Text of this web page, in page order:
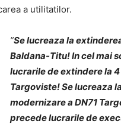
a utilitatilor.
”Se lucreaza la
Baldana-Titu! In cel mai
lucrarile de extindere la
Targoviste! Se lucreaza
modernizare a DN71
precede lucrarile de